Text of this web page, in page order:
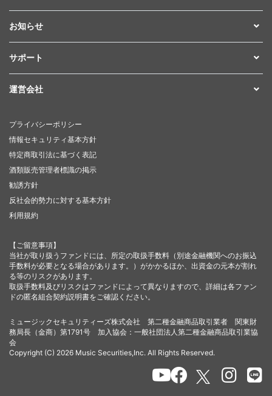
お知らせ
サポート
運営会社
プライバシーポリシー
情報セキュリティ基本方針
特定商取引法に基づく表記
酒類販売管理者標識の掲示
勧誘方針
反社会的勢力に対する基本方針
利用規約
【ご留意事項】
当社が取り扱うファンドには、所定の取扱手数料（別途金融機関へのお振込
手数料が必要となる場合があります。）がかかるほか、出資金の元本が割れ
る等のリスクがあります。
取扱手数料及びリスクはファンドによって異なりますので、詳細は各ファン
ドの匿名組合契約説明書をご確認ください。
ミュージックセキュリティーズ株式会社 第二種金融商品取引業者 関東財
務局長（金商）第1791号 加入協会：一般社団法人第二種金融商品取引業協
会
Copyright (C) 2026 Music Securities,Inc. All Rights Reserved.